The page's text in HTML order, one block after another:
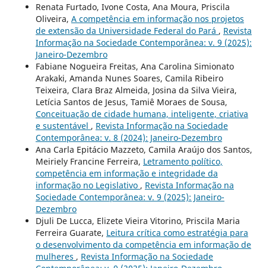
Renata Furtado, Ivone Costa, Ana Moura, Priscila
Oliveira, A competência em informação nos projetos
de extensão da Universidade Federal do Pará , Revista
Informação na Sociedade Contemporânea: v. 9 (2025):
Janeiro-Dezembro
Fabiane Nogueira Freitas, Ana Carolina Simionato
Arakaki, Amanda Nunes Soares, Camila Ribeiro
Teixeira, Clara Braz Almeida, Josina da Silva Vieira,
Letícia Santos de Jesus, Tamiê Moraes de Sousa,
Conceituação de cidade humana, inteligente, criativa
e sustentável , Revista Informação na Sociedade
Contemporânea: v. 8 (2024): Janeiro-Dezembro
Ana Carla Epitácio Mazzeto, Camila Araújo dos Santos,
Meiriely Francine Ferreira, Letramento político,
competência em informação e integridade da
informação no Legislativo , Revista Informação na
Sociedade Contemporânea: v. 9 (2025): Janeiro-
Dezembro
Djuli De Lucca, Elizete Vieira Vitorino, Priscila Maria
Ferreira Guarate, Leitura crítica como estratégia para
o desenvolvimento da competência em informação de
mulheres , Revista Informação na Sociedade